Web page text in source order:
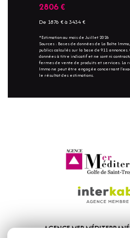
2806 €
De 1876 € à 3434 €
*Estimation au mois de Juillet 2026
Sources : Bases de données de La Boîte
publics calculés sur la base de 911
données à titre indicatif et ne sont ni
fermes de vente de produits et services. La
Immo ne peut être engagée concernant
le résultat des estimations.
AGENCE MER